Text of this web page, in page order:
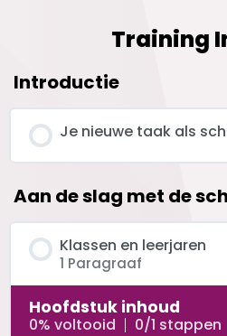
Training
Introductie
Je nieuwe taak als
Aan de slag met de
Klassen en leerjaren
1 Paragraaf
Hoofdstuk inhoud
0% voltooid 0/1 stappen